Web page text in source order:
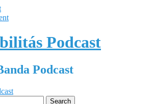
Podcast
Podcast